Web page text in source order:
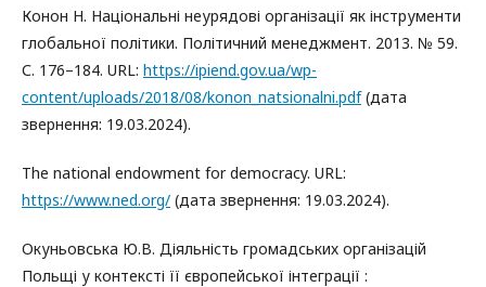
Конон Н. Національні неурядові організації як інструменти
глобальної політики. Політичний менеджмент. 2013. № 59.
С. 176–184. URL: https://ipiend.gov.ua/wp-
content/uploads/2018/08/konon_natsionalni.pdf(дата
звернення: 19.03.2024).
The national endowment for democracy. URL:
https://www.ned.org/ (дата звернення: 19.03.2024).
Окуньовська Ю.В. Діяльність громадських організацій
Польщі у контексті її європейської інтеграції :